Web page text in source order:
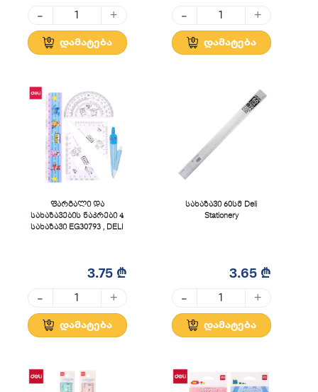
- +
დამატება
- +
დამატება
ფარგალი და
სახაზავების ნაკრები 4
სახაზავი EG30793 , DELI
3.75 ₾
- +
დამატება
სახაზავი 60სმ Deli
Stationery
3.65 ₾
- +
დამატება